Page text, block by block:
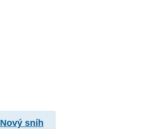
Nový sníh